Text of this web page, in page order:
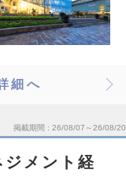
細へ
掲載期間 26/08/07～26/08/20
ジメント経